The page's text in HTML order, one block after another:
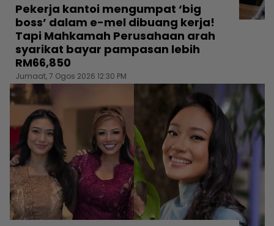
Pekerja kantoi mengumpat ‘big
boss’ dalam e-mel dibuang kerja!
Tapi Mahkamah Perusahaan arah
syarikat bayar pampasan lebih
RM66,850
Jumaat, 7 Ogos 2026 12:30 PM